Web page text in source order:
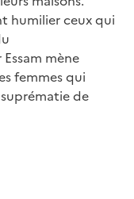
humilier ceux qui
mène
femmes qui
de